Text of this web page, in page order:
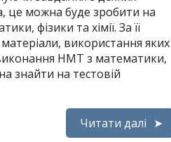
це можна буде зробити на
фізики та хімії. За її
використання яких
НМТ з математики,
знайти на тестовій
Читати далі